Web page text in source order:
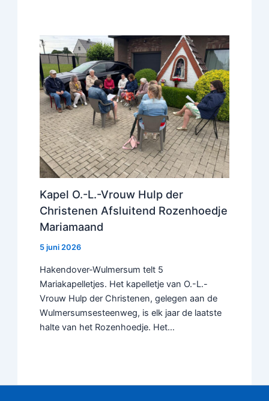
Kapel O.-L.-Vrouw Hulp der
Christenen Afsluitend Rozenhoedje
Mariamaand
5 juni 2026
Hakendover-Wulmersum telt 5
Mariakapelletjes. Het kapelletje van O.-L.-
Vrouw Hulp der Christenen, gelegen aan de
Wulmersumsesteenweg, is elk jaar de laatste
halte van het Rozenhoedje. Het…